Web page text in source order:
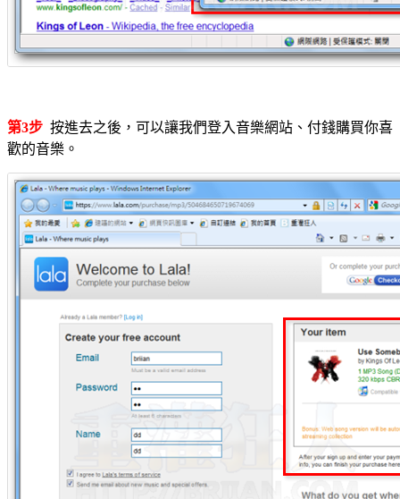
第3步 按進去之後，可以讓我們登入音樂網站、付錢購買你喜
歡的音樂。